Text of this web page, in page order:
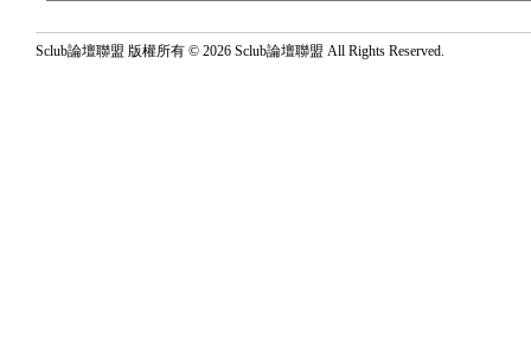
Sclub論壇聯盟 版權所有 © 2026 Sclub論壇聯盟 All Rights Reserved.